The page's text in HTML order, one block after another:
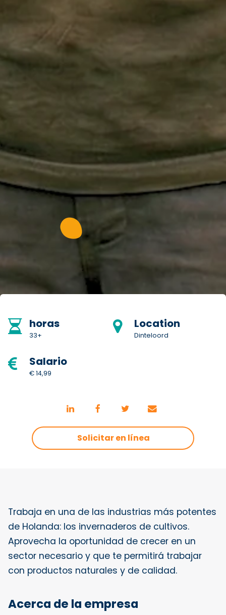
horas
33+
Location
Dinteloord
Salario
€ 14,99
Solicitar en línea
Trabaja en una de las industrias más potentes
de Holanda: los invernaderos de cultivos.
Aprovecha la oportunidad de crecer en un
sector necesario y que te permitirá trabajar
con productos naturales y de calidad.
Acerca de la empresa